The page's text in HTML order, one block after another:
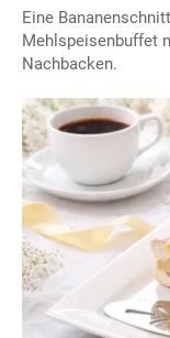
Eine
Mehlspeisenbuffet
Nachbacken.